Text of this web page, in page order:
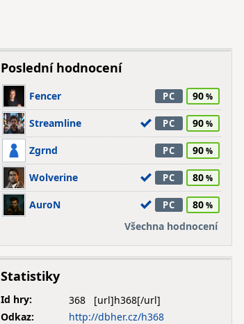
Poslední hodnocení
Fencer PC 90
Streamline PC 90
Zgrnd PC 90
Wolverine PC 80
AuroN PC
80
Všechna hodnocení
Statistiky
Id hry:
368
Odkaz:
http://dbher.cz/h368